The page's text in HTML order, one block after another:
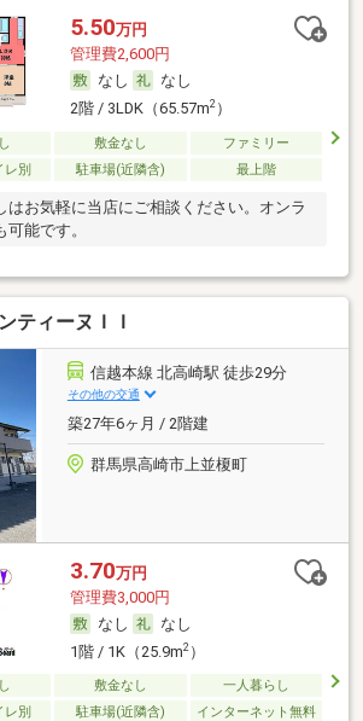
5.50万円
管理費2,600円
なし
なし
2階 / 3LDK（65.57m2）
敷金なし
ファミリー
レ別
駐車場(近隣含) 最上階
はお気軽に当店にご相談ください。オンラ
可能です。
ティーヌＩＩ
信越本線 北高崎駅 徒歩29分
その他の交通
築27年6ヶ月 / 2階建
群馬県高崎市上並榎町
3.70万円
管理費3,000円
なし
なし
1階 / 1K（25.9m2）
敷金なし
一人暮らし
レ別
駐車場(近隣含) インターネット無料